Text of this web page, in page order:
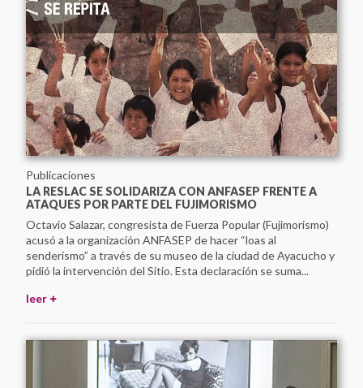
Publicaciones
LA RESLAC SE SOLIDARIZA CON ANFASEP FRENTE A
ATAQUES POR PARTE DEL FUJIMORISMO
Octavio Salazar, congresista de Fuerza Popular (Fujimorismo)
acusó a la organización ANFASEP de hacer “loas al
senderismo” a través de su museo de la ciudad de Ayacucho y
pidió la intervención del Sitio. Esta declaración se suma...
leer